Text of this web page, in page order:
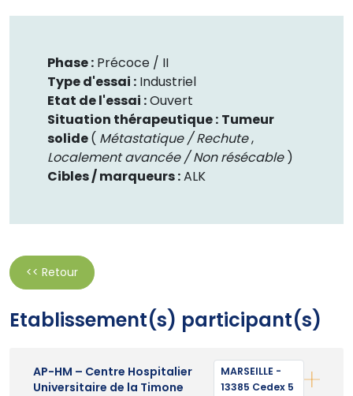
Phase : Précoce / II
Type d'essai : Industriel
Etat de l'essai :Ouvert
Situation thérapeutique : Tumeur
solide( Métastatique / Rechute,
Localement avancée / Non résécable)
Cibles / marqueurs :ALK
<< Retour
Etablissement(s) participant(s)
AP-HM – Centre Hospitalier
Universitaire de la Timone
MARSEILLE -
13385 Cedex 5